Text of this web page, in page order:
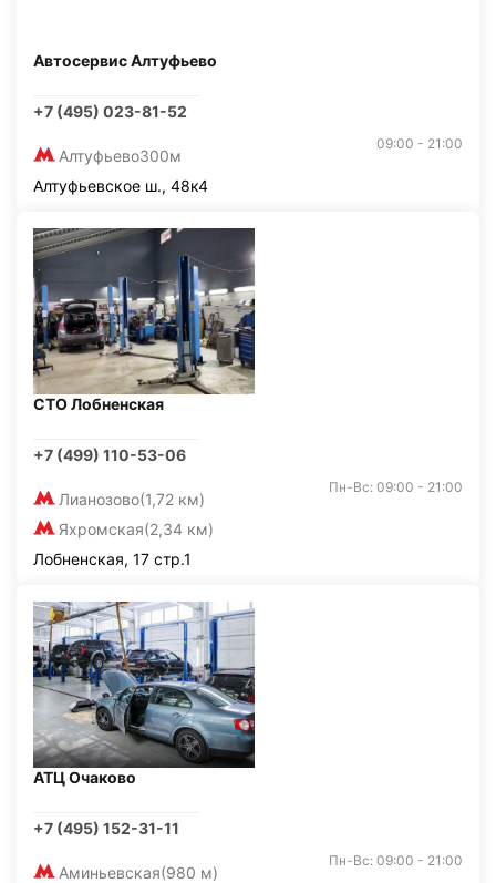
Автосервис Алтуфьево
+7 (495) 023-81-52
Алтуфьево300м
09:00 - 21:00
Алтуфьевское ш., 48к4
СТО Лобненская
+7 (499) 110-53-06
Лианозово(1,72 км)
Яхромская(2,34 км)
Пн-Вс: 09:00 - 21:00
Лобненская, 17 стр.1
АТЦ Очаково
+7 (495) 152-31-11
Аминьевская(980 м)
Пн-Вс: 09:00 - 21:00